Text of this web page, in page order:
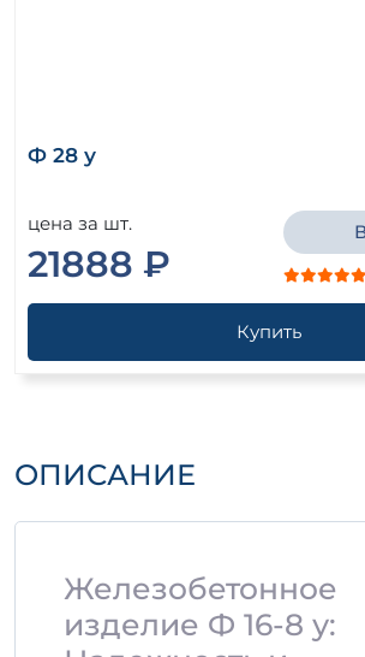
Ф 28 у
цена за шт.
21888 ₽
Купить
ОПИСАНИЕ
Железобетонное
изделие Ф 16-8 у: